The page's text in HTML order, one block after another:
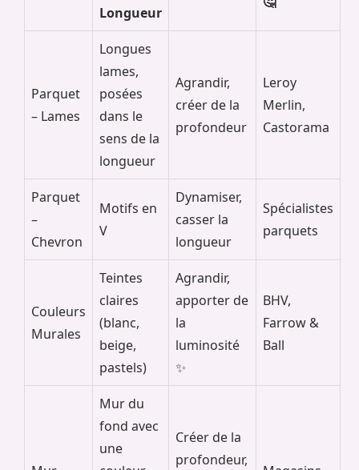
Longueur
Parquet
– Lames
Longues
lames,
posées
dans le
sens de la
longueur
Agrandir,
créer de la
profondeur
Leroy
Merlin,
Castorama
Parquet
–
Chevron
Motifs en
V
Dynamiser,
casser la
longueur
Spécialistes
parquets
Couleurs
Murales
Teintes
claires
(blanc,
beige,
pastels)
Agrandir,
apporter de
la
luminosité
✨
BHV,
Farrow &
Ball
Mur du
fond avec
une
Créer de la
profondeur,